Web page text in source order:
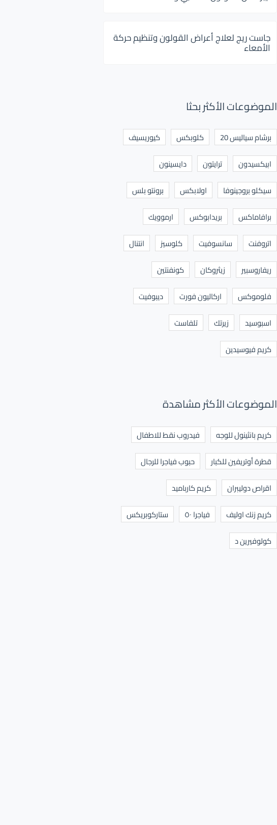
جاست ريج لعلاج أعراض القولون وتنظيم حركة
الأمعاء
الموضوعات الأكثر بحثا
برشام سياليس 20 كلوبكس
كيوريسيف
ابيكسيدون
ترايتون
دايسينون
سيكلو بروجينوفا
اولابكس
برونتو بلس
برافاماكس
بريدابوكس
ارموويك
اتروفنت
سانسوفيت كلوسيز
انتنال
ريفاروسبير
زيثروكان
كونفنتين
فلوموكس
اركاليون فورت
ديبوفيت
اسبوسيد
زيرتك
تلفاست
كريم فيوسيدين
الموضوعات الأكثر مشاهدة
كريم بانثينول للوجه
فيدروب نقط للاطفال
قطرة أوتريفين للكبار
حبوب فياجرا للرجال
اقراص دوليبران
كريم كارباميد
كريم زنك اوليف
فياجرا ٥٠
ستاركوبريكس
كولوفيرين د